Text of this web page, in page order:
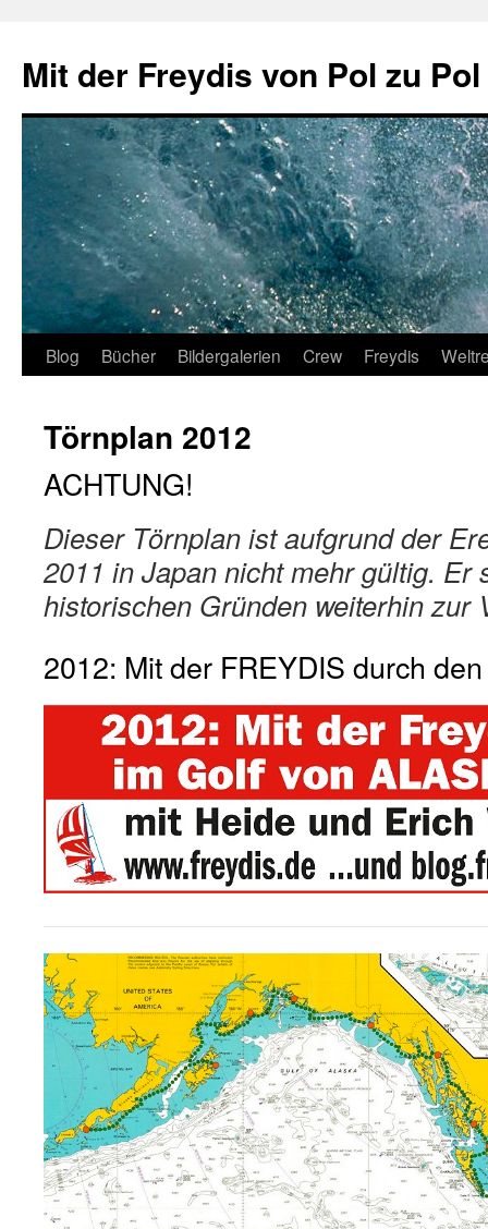
springen
Mit der Freydis von Pol zu Pol
Blog Bücher Bildergalerien Crew Freydis
Törnplan 2012
ACHTUNG!
Dieser Törnplan ist aufgrund der
2011 in Japan nicht mehr gültig. Er
historischen Gründen weiterhin zur
2012: Mit der FREYDIS durch